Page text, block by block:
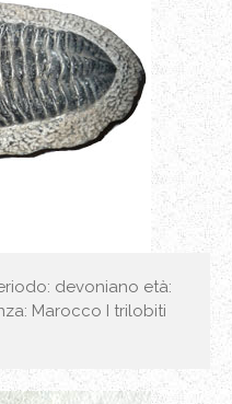
devoniano età:
Marocco I trilobiti